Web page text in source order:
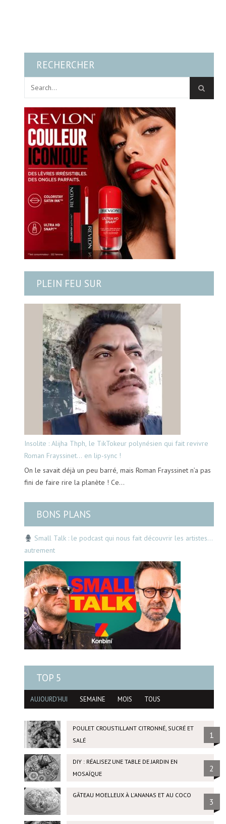
RECHERCHER
PLEIN FEU SUR
Insolite : Alijha Thph, le TikTokeur polynésien qui fait revivre
Roman Frayssinet… en lip-sync !
On le savait déjà un peu barré, mais Roman Frayssinet n’a pas
fini de faire rire la planète ! Ce…
BONS PLANS
Small Talk : le podcast qui nous fait découvrir les artistes…
autrement
TOP 5
AUJOURD'HUI SEMAINE MOIS TOUS
POULET CROUSTILLANT CITRONNÉ, SUCRÉ ET
SALÉ
1
DIY : RÉALISEZ UNE TABLE DE JARDIN EN
MOSAÏQUE
2
GÂTEAU MOELLEUX À L'ANANAS ET AU COCO
3